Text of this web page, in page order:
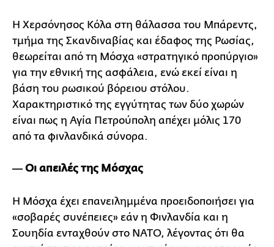
Η Χερσόνησος Κόλα στη θάλασσα του Μπάρεντς,
τμήμα της Σκανδιναβίας και έδαφος της Ρωσίας,
θεωρείται από τη Μόσχα «στρατηγικό προπύργιο»
για την εθνική της ασφάλεια, ενώ εκεί είναι η
βάση του ρωσικού βόρειου στόλου.
Χαρακτηριστικό της εγγύτητας των δύο χωρών
είναι πως η Αγία Πετρούπολη απέχει μόλις 170
από τα φινλανδικά σύνορα.
― Οι απειλές της Μόσχας
Η Μόσχα έχει επανειλημμένα προειδοποιήσει για
«σοβαρές συνέπειες» εάν η Φινλανδία και η
Σουηδία ενταχθούν στο ΝΑΤΟ, λέγοντας ότι θα